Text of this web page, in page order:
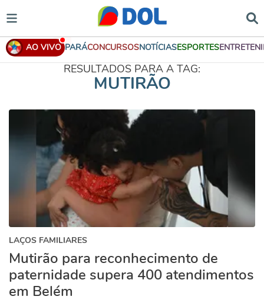
AO VIVO PARÁCONCURSOSNOTÍCIASESPORTES
RESULTADOS PARA A TAG:
MUTIRÃO
LAÇOS FAMILIARES
Mutirão para reconhecimento de
paternidade supera 400 atendimentos
em Belém